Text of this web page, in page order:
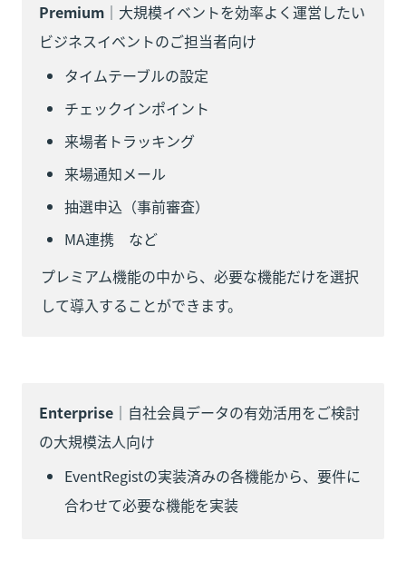
Premium ｜大規模イベントを効率よく運営したい
ビジネスイベントのご担当者向け
タイムテーブルの設定
チェックインポイント
来場者トラッキング
来場通知メール
抽選申込（事前審査）
MA連携　など
プレミアム機能の中から、必要な機能だけを選択
して導入することができます。
Enterprise ｜自社会員データの有効活用をご検討
の大規模法人向け
EventRegistの実装済みの各機能から、要件に
合わせて必要な機能を実装